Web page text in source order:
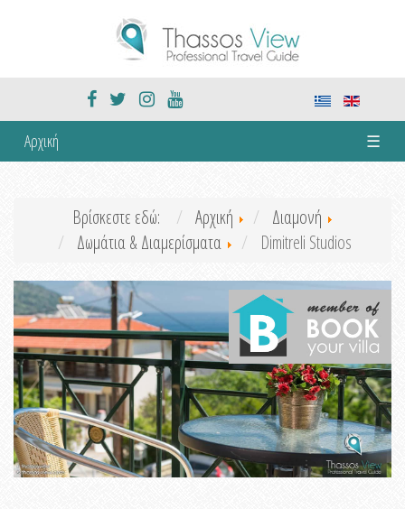
Αρχική ☰
Βρίσκεστε εδώ: Αρχική
Διαμονή
Δωμάτια & Διαμερίσματα
Dimitreli Studios